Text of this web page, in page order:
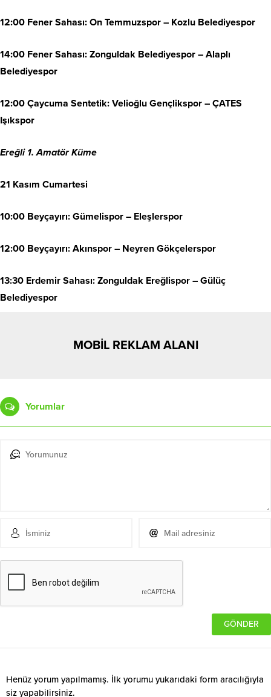
12:00 Fener Sahası: On Temmuzspor – Kozlu Belediyespor
14:00 Fener Sahası: Zonguldak Belediyespor – Alaplı
Belediyespor
12:00 Çaycuma Sentetik: Velioğlu Gençlikspor – ÇATES
Işıkspor
Ereğli 1. Amatör Küme
21 Kasım Cumartesi
10:00 Beyçayırı: Gümelispor – Eleşlerspor
12:00 Beyçayırı: Akınspor – Neyren Gökçelerspor
13:30 Erdemir Sahası: Zonguldak Ereğlispor – Gülüç
Belediyespor
MOBİL REKLAM ALANI
Yorumlar
Henüz yorum yapılmamış. İlk yorumu yukarıdaki form aracılığıyla
siz yapabilirsiniz.